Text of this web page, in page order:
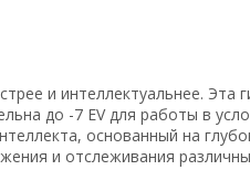
и интеллектуальнее. Эта
до -7 EV для работы в
основанный на
и отслеживания